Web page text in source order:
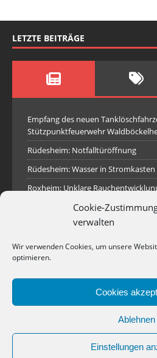
Cookie-
verwalten
Wir verwenden Cookies, um unsere
optimieren.
Cookies
Ablehnen
Einstellungen
LETZTE BEITRÄGE
Empfang des neuen
Stützpunktfeuerwehr
Rüdesheim: Notfalltüröffnung
Rüdesheim: Wasser in Stromkasten
Roxheim: Unklare
Sprendlingen: Überörtliche Hilfe
Sprendlingen
Rüdesheim: Aufgerissener Dieseltank
Industriepark Pferdsfeld: Brand